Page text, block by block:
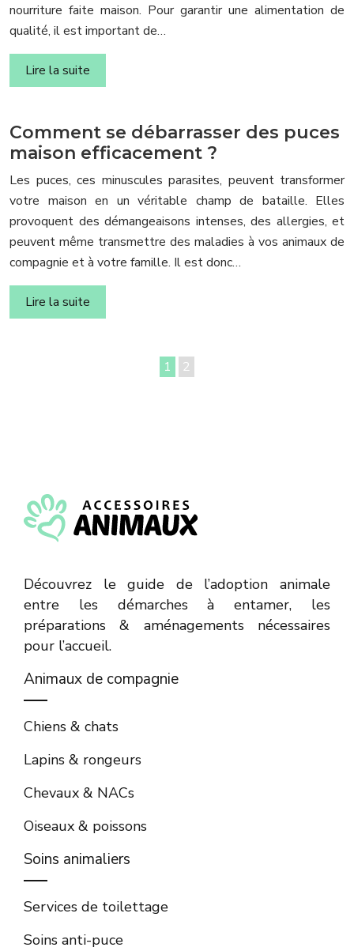
nourriture faite maison. Pour garantir une alimentation de
qualité, il est important de…
Lire la suite
Comment se débarrasser des puces
maison efficacement ?
Les puces, ces minuscules parasites, peuvent transformer
votre maison en un véritable champ de bataille. Elles
provoquent des démangeaisons intenses, des allergies, et
peuvent même transmettre des maladies à vos animaux de
compagnie et à votre famille. Il est donc…
Lire la suite
1 2
Découvrez le guide de l’adoption animale
entre les démarches à entamer, les
préparations & aménagements nécessaires
pour l’accueil.
Animaux de compagnie
Chiens & chats
Lapins & rongeurs
Chevaux & NACs
Oiseaux & poissons
Soins animaliers
Services de toilettage
Soins anti-puce